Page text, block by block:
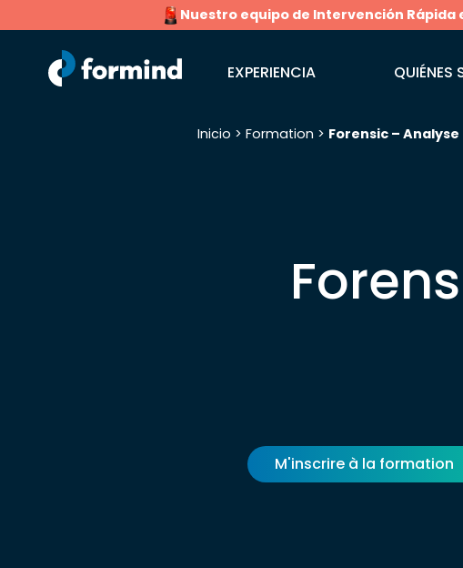
Nuestro equipo de Intervención Rápida
EXPERIENCIA QUIÉNES
Inicio > Formation > Forensic –
M'inscrire à la formation